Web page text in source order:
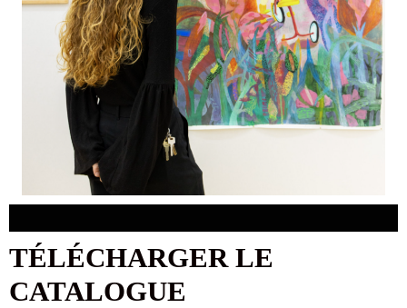
TÉLÉCHARGER LE
CATALOGUE